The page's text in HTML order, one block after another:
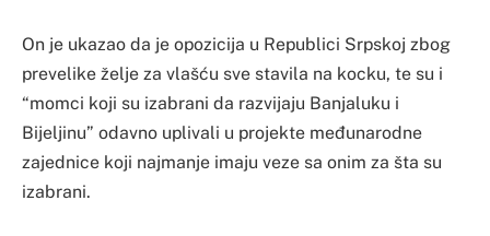
On je ukazao da je opozicija u Republici Srpskoj zbog
prevelike želje za vlašću sve stavila na kocku, te su i
“momci koji su izabrani da razvijaju Banjaluku i
Bijeljinu” odavno uplivali u projekte međunarodne
zajednice koji najmanje imaju veze sa onim za šta su
izabrani.